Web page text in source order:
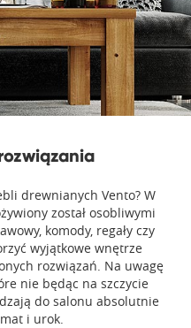
drewnianych Vento? W
został osobliwymi
komody, regały czy
wyjątkowe wnętrze
rozwiązań. Na uwagę
nie będąc na szczycie
do salonu absolutnie
i urok.